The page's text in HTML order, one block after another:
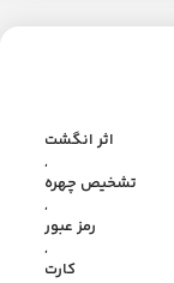
اثر انگشت
,
تشخیص چهره
,
رمز عبور
,
کارت